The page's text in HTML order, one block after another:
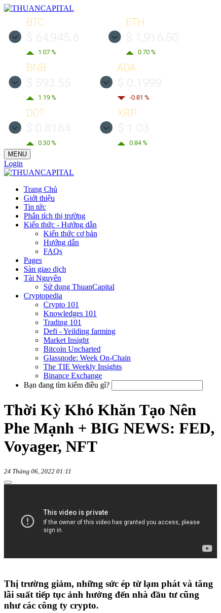
BTC
1.07 %
ETH
0.70 %
BNB
1.19 %
ADA
-0.81 %
DOT
0.30 %
XRP
0.84 %
MENU
Login
Trang Chủ
Giới thiệu
Tin tức
Phân tích thị trường
Kiến thức - Hướng dẫn
Kiến thức cơ bản
Hướng dẫn
FAQs
Pages
Sàn giao dịch
Tài Nguyên
Sử dụng ThuanCapital
Cryptopedia
Crypto 101
Knowledges 101
Trading 101
Defi - Yeilding farming
Market Insight
Bitcoin Uncharted
Glassnode: Week On-Chain
The TIE Weekly Insights
Binance Exchange
Bạn đang tìm kiếm điều gì?
Thời Kỳ Khó Khăn Tạo Nên
Phe Mạnh + BIG NEWS: FED,
Voyager, NFT
24 Tháng 06, 2022 01:11
Thị trường giảm, những sức ép từ lạm phát và tăng
lãi suất tiếp tục ảnh hưởng đến nhà đầu tư cũng
như các công ty crypto.